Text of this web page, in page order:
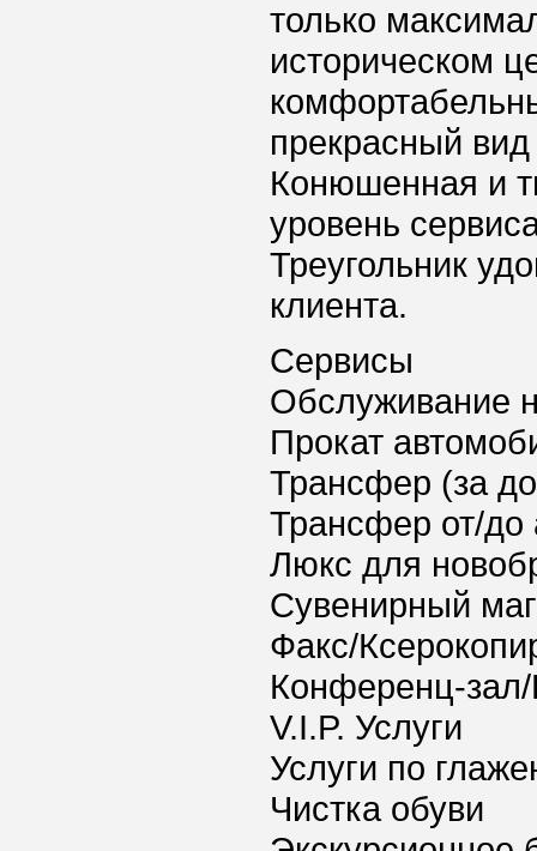
только
историческом
прекрасный
Конюшенная и
уровень
Треугольник
клиента.
Сервисы
Обслуживание
Прокат
Трансфер (за
Трансфер от/до
Люкс для
Сувенирный
Факс/
Конференц-
V.I.P. Услуги
Услуги по
Чистка обуви